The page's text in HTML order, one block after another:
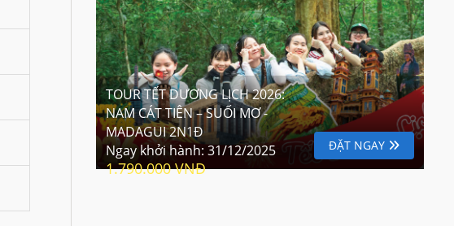
TOUR TẾT DƯƠNG LỊCH 2026:
NAM CÁT TIÊN – SUỐI MƠ -
MADAGUI 2N1Đ
Ngay khởi hành:31/12/2025
1.790.000 VNĐ
ĐẶT NGAY